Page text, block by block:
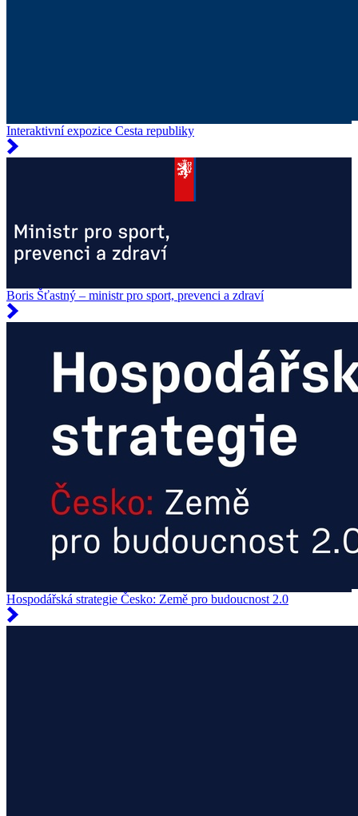
Interaktivní expozice Cesta republiky
Boris Šťastný – ministr pro sport, prevenci a zdraví
Hospodářská strategie Česko: Země pro budoucnost 2.0